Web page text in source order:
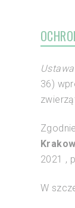
36)
2021 ,
W